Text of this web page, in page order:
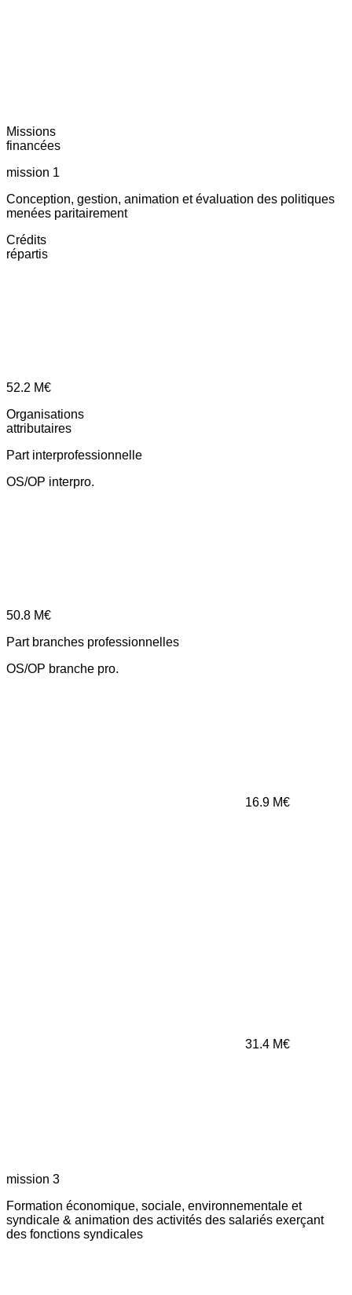
Missions
financées
mission 1
Conception, gestion, animation et évaluation des politiques
menées paritairement
Crédits
répartis
52.2 M€
Organisations
attributaires
Part interprofessionnelle
OS/OP interpro.
50.8 M€
Part branches professionnelles
OS/OP branche pro.
16.9 M€
31.4 M€
mission 3
Formation économique, sociale, environnementale et
syndicale & animation des activités des salariés exerçant
des fonctions syndicales